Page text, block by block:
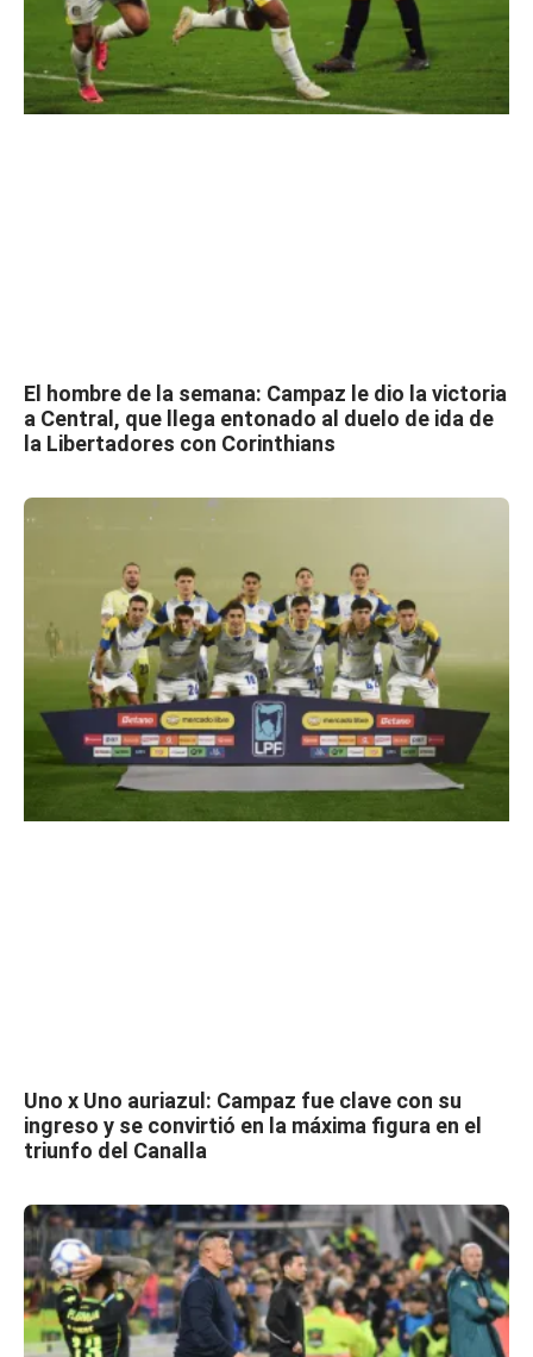
El hombre de la semana: Campaz le dio la victoria
a Central, que llega entonado al duelo de ida de
la Libertadores con Corinthians
Uno x Uno auriazul: Campaz fue clave con su
ingreso y se convirtió en la máxima figura en el
triunfo del Canalla